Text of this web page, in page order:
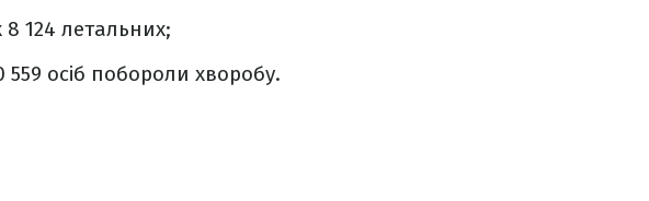
124 летальних;
559 осіб побороли хворобу.